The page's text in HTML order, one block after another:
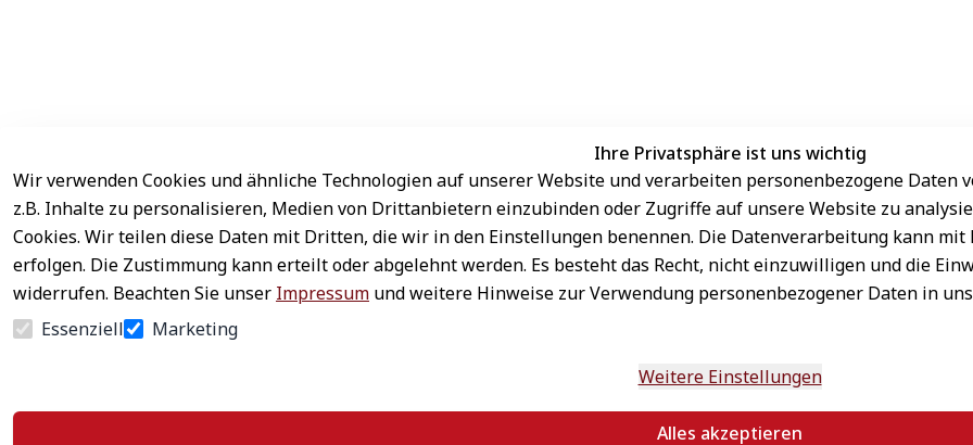
Ihre Privatsphäre ist uns wichtig
Wir verwenden Cookies und ähnliche Technologien auf unserer Website und verarbeiten personenbezogene Daten
z.B. Inhalte zu personalisieren, Medien von Drittanbietern einzubinden oder Zugriffe auf unsere Website zu
Cookies. Wir teilen diese Daten mit Dritten, die wir in den Einstellungen benennen. Die Datenverarbeitung kann
erfolgen. Die Zustimmung kann erteilt oder abgelehnt werden. Es besteht das Recht, nicht einzuwilligen und die
widerrufen. Beachten Sie unser Impressum und weitere Hinweise zur Verwendung personenbezogener Daten in
Essenziell
Marketing
Weitere Einstellungen
Alles akzeptieren
Rechtliches
AGB
Impressum
Datenschutz
Widerrufsrecht
Service
Kontakt
Registrieren
Zahlung & Versand
Sichere Zahlungsarten
Schneller Versand